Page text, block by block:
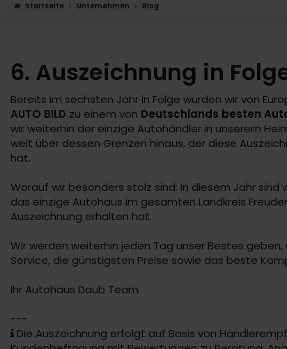
Startseite Unternehmen Blog
6. Auszeichnung in
Bereits im sechsten Jahr in Folge wurden wir von
AUTO BILD zu einem von Deutschlands besten
wir weiterhin der einzige Autohändler in unserem
weit über dessen Grenzen hinaus, der diese
hat.
Worauf wir besonders stolz sind: In diesem Jahr sind
das einzige Autohaus im gesamten Landkreis
Auszeichnung erhalten hat.
Wir werden weiterhin jeden Tag unser Bestes
Service, die günstigsten Preise sowie das beste
Ihr Autohaus Daub Team
---
Die Auszeichnung erfolgt auf Basis von